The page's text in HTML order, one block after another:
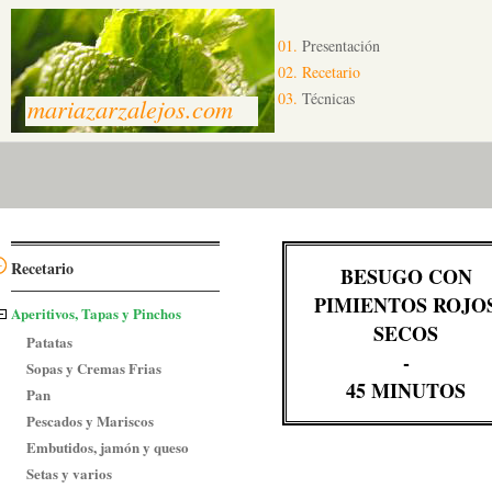
mariazarzalejos.com
01. Presentación
02. Recetario
03. Técnicas
Recetario
Aperitivos, Tapas y Pinchos
Patatas
Sopas y Cremas Frias
Pan
Pescados y Mariscos
Embutidos, jamón y queso
Setas y varios
BESUGO CON
PIMIENTOS
SECOS
-
45 MINUTOS